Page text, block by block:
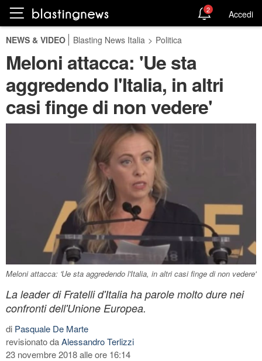
2 Accedi
NEWS & VIDEO Blasting News Italia > Politica
Meloni attacca: 'Ue sta
aggredendo l'Italia, in altri
casi finge di non vedere'
Meloni attacca: 'Ue sta aggredendo l'Italia, in altri casi finge di non vedere'
La leader di Fratelli d'Italia ha parole molto dure nei
confronti dell'Unione Europea.
di Pasquale De Marte
revisionato daAlessandro Terlizzi
23 novembre 2018 alle ore 16:14